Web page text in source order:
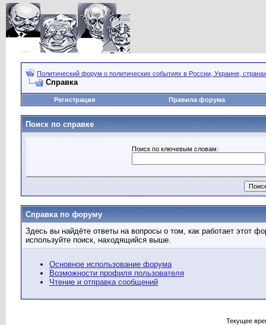
Политический форум о политических событиях в России, Украине,
Справка
Регистрация Правила форума
Поиск по справке
Поиск по ключевым словам:
Справка по форуму
Здесь вы найдёте ответы на вопросы о том, как работает этот
используйте поиск, находящийся выше.
Основное использование форума
Возможности профиля пользователя
Чтение и отправка сообщений
Текущее